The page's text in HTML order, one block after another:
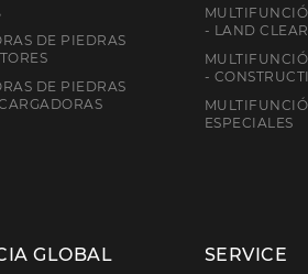
DE PIEDRAS
DE PIEDRAS
- LAND
-
ESPECIALES
GLOBAL SERVICE